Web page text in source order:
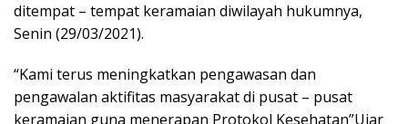
ditempat – tempat keramaian diwilayah hukumnya,
Senin (29/03/2021).
“Kami terus meningkatkan pengawasan dan
pengawalan aktifitas masyarakat di pusat – pusat
keramaian guna menerapan Protokol Kesehatan”Ujar